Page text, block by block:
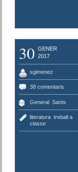
30 GENER
2017
sgimenez
38 comentaris
General, Sants
literatura, treball a
classe